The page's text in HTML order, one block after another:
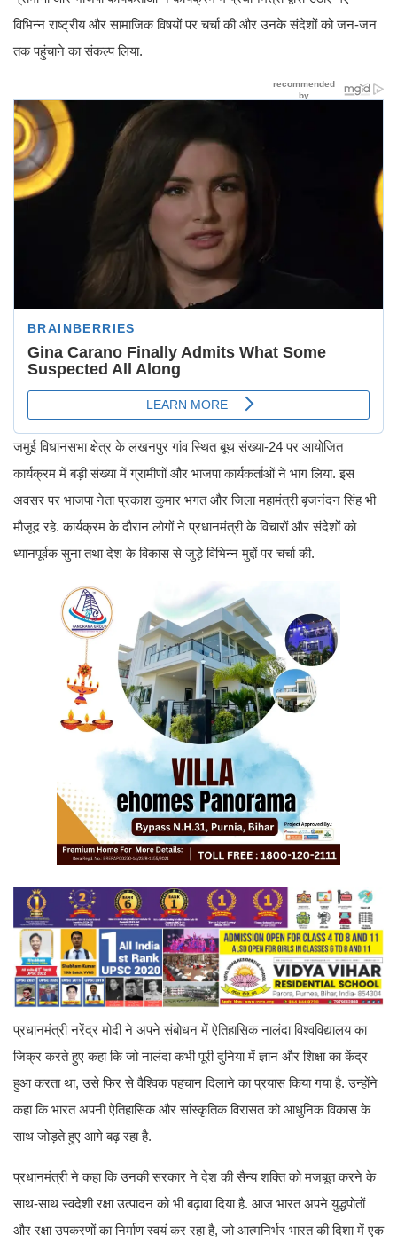
विभिन्न राष्ट्रीय और सामाजिक विषयों पर चर्चा की और उनके संदेशों को जन-जन
तक पहुंचाने का संकल्प लिया.
जमुई विधानसभा क्षेत्र के लखनपुर गांव स्थित बूथ संख्या-24 पर आयोजित
कार्यक्रम में बड़ी संख्या में ग्रामीणों और भाजपा कार्यकर्ताओं ने भाग लिया. इस
अवसर पर भाजपा नेता प्रकाश कुमार भगत और जिला महामंत्री बृजनंदन सिंह भी
मौजूद रहे. कार्यक्रम के दौरान लोगों ने प्रधानमंत्री के विचारों और संदेशों को
ध्यानपूर्वक सुना तथा देश के विकास से जुड़े विभिन्न मुद्दों पर चर्चा की.
प्रधानमंत्री नरेंद्र मोदी ने अपने संबोधन में ऐतिहासिक नालंदा विश्वविद्यालय का
जिक्र करते हुए कहा कि जो नालंदा कभी पूरी दुनिया में ज्ञान और शिक्षा का केंद्र
हुआ करता था, उसे फिर से वैश्विक पहचान दिलाने का प्रयास किया गया है. उन्होंने
कहा कि भारत अपनी ऐतिहासिक और सांस्कृतिक विरासत को आधुनिक विकास के
साथ जोड़ते हुए आगे बढ़ रहा है.
प्रधानमंत्री ने कहा कि उनकी सरकार ने देश की सैन्य शक्ति को मजबूत करने के
साथ-साथ स्वदेशी रक्षा उत्पादन को भी बढ़ावा दिया है. आज भारत अपने युद्धपोतों
और रक्षा उपकरणों का निर्माण स्वयं कर रहा है, जो आत्मनिर्भर भारत की दिशा में एक